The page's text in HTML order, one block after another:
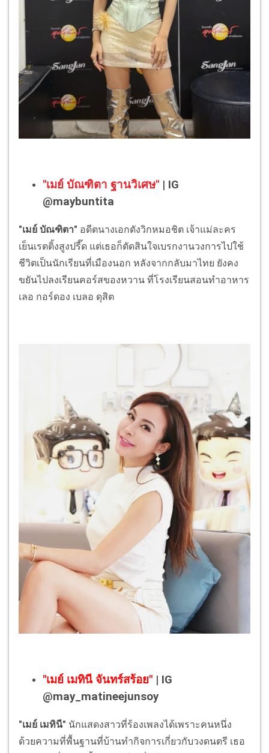
"เมย์ บัณฑิตา ฐานวิเศษ" | IG
@maybuntita
"เมย์ บัณฑิตา" อดีตนางเอกดังวิกหมอชิต เจ้าแม่ละคร
เย็นเรตติ้งสูงปรี๊ด แต่เธอก็ตัดสินใจเบรกงานวงการไปใช้
ชีวิตเป็นนักเรียนที่เมืองนอก หลังจากกลับมาไทย ยังคง
ขยันไปลงเรียนคอร์สของหวาน ที่โรงเรียนสอนทำอาหาร
เลอ กอร์ดอง เบลอ ดุสิต
"เมย์ เมทินี​ จันทร์สร้อย" | IG
@may_matineejunsoy
"เมย์ เมทินี" นักแสดงสาวที่ร้องเพลงได้เพราะคนหนึ่ง
ด้วยความที่พื้นฐานที่บ้านทำกิจการเกี่ยวกับวงดนตรี เธอ